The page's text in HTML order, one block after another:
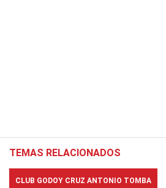
TEMAS RELACIONADOS
CLUB GODOY CRUZ ANTONIO TOMBA